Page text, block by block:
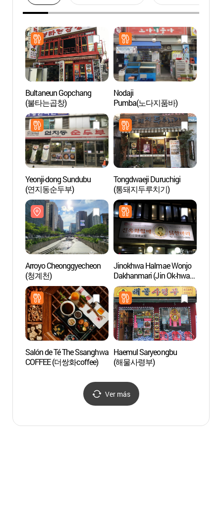
Bultaneun Gopchang
(불타는곱창)
Nodaji
Pumba(노다지품바)
Yeonji-dong Sundubu
(연지동순두부)
Tongdwaeji Duruchigi
(통돼지두루치기)
Arroyo Cheonggyecheon
(청계천)
Jinokhwa Halmae Wonjo
Dakhanmari (Jin Ok-hwa
Original Chicken
Restaurant)
(진옥화할매원조닭한마
리)
Salón de Té The Ssanghwa
COFFEE (더쌍화coffee)
Haemul Saryeongbu
(해물사령부)
Ver más